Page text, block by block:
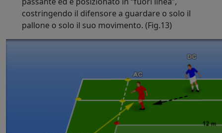
costringendo il difensore a guardare o solo il
pallone o solo il suo movimento. (Fig.13)